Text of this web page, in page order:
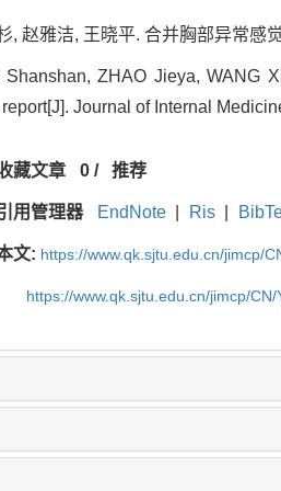
, 赵雅洁, 王晓平. 合并胸部异常感
Shanshan, ZHAO Jieya, WANG
Journal of Internal
藏文章 0/ 推荐
用管理器 EndNote Ris
文: https://www.qk.sjtu.edu.cn/jimcp/
https://www.qk.sjtu.edu.cn/jimcp/